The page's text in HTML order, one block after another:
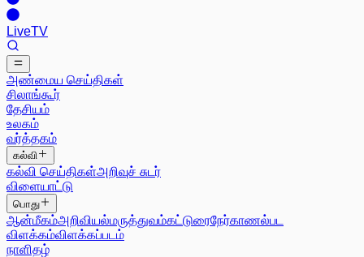
LiveTV
அண்மைய செய்திகள்
சிலாங்கூர்
தேசியம்
உலகம்
வர்த்தகம்
கல்வி
கல்வி செய்திகள்அறிவுச் சுடர்
விளையாட்டு
பொது
ஆன்மீகம்அறிவியல்மருத்துவம்கட்டுரைநேர்காணல்பட
விளக்கம்விளக்கப்படம்
நாளிதழ்